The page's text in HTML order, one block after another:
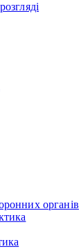
органів